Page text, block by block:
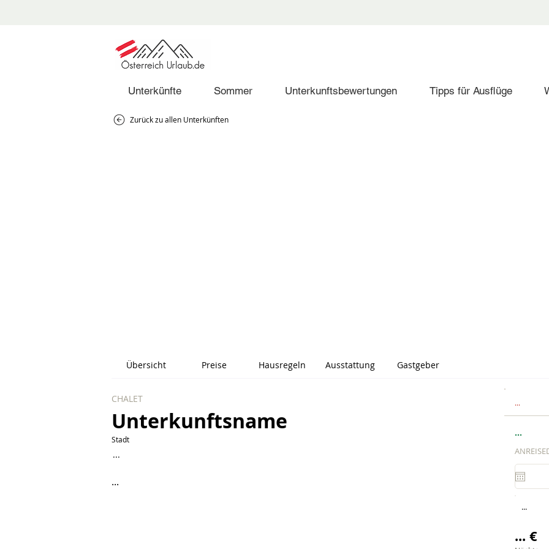
Unterkünfte Sommer Unterkunftsbewertungen Tipps für Ausflüge
Zurück zu allen Unterkünften
Übersicht Preise Hausregeln Ausstattung Gastgeber
CHALET
Unterkunftsname
Stadt
...
...
...
...
...
... €